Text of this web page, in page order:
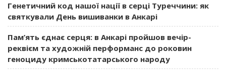
Генетичний код нашої нації в серці Туреччини: як
святкували День вишиванки в Анкарі
Пам’ять єднає серця: в Анкарі пройшов вечір-
реквієм та художній перформанс до роковин
геноциду кримськотатарського народу